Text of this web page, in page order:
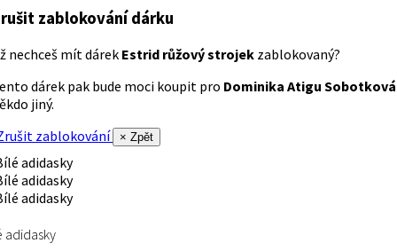
zablokování dárku
nechceš mít dárek Estrid růžový strojek zablokovaný?
dárek pak bude moci koupit pro Dominika Atigu Sobotková
jiný.
zablokování
× Zpět
adidasky